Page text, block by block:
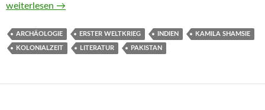
Die Straße der Geschichtenerzähler von Kamila Shamsie
weiterlesen →
ARCHÄOLOGIE ERSTER WELTKRIEG INDIEN KAMILA SHAMSIE
KOLONIALZEIT LITERATUR PAKISTAN